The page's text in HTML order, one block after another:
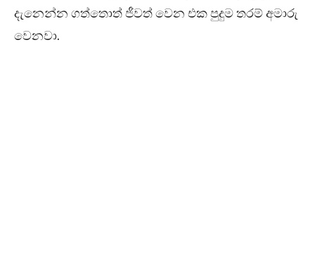
දැනෙන්න ගත්තොත් ජීවත් වෙන එක පුදුම තරම් අමාරු
වෙනවා.